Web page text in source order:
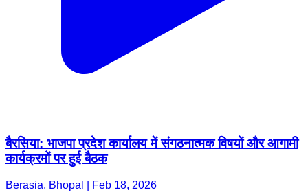
बैरसिया: भाजपा प्रदेश कार्यालय में संगठनात्मक विषयों और आगामी
कार्यक्रमों पर हुई बैठक
Berasia, Bhopal | Feb 18, 2026